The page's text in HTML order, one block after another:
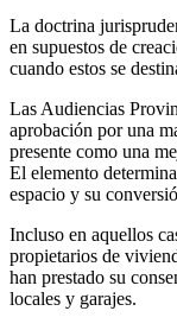
La doctrina
en supuestos de
cuando estos se
Las Audiencias
aprobación por una
presente como una
El elemento
espacio y su
Incluso en aquellos
propietarios de
han prestado su
locales y garajes.